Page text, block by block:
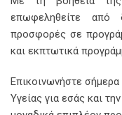
επωφεληθείτε από
προσφορές σε
και εκπτωτικά
Επικοινωνήστε σήμερα
Υγείας για εσάς και